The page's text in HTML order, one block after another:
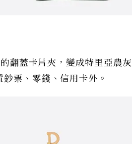
翻蓋卡片夾，變成特里亞農灰
票、零錢、信用卡外。